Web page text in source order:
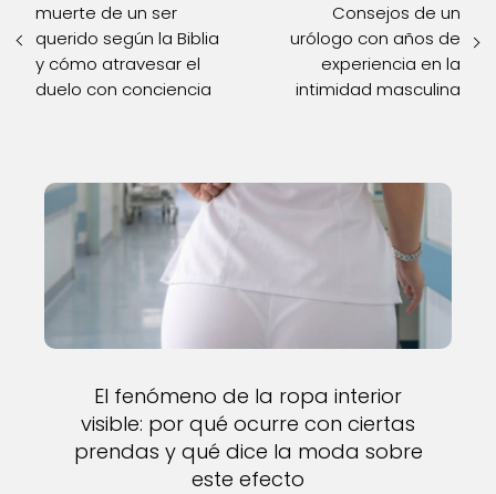
muerte de un ser
querido según la Biblia
y cómo atravesar el
duelo con conciencia
Consejos de un
urólogo con años de
experiencia en la
intimidad masculina
El fenómeno de la ropa interior
visible: por qué ocurre con ciertas
prendas y qué dice la moda sobre
este efecto